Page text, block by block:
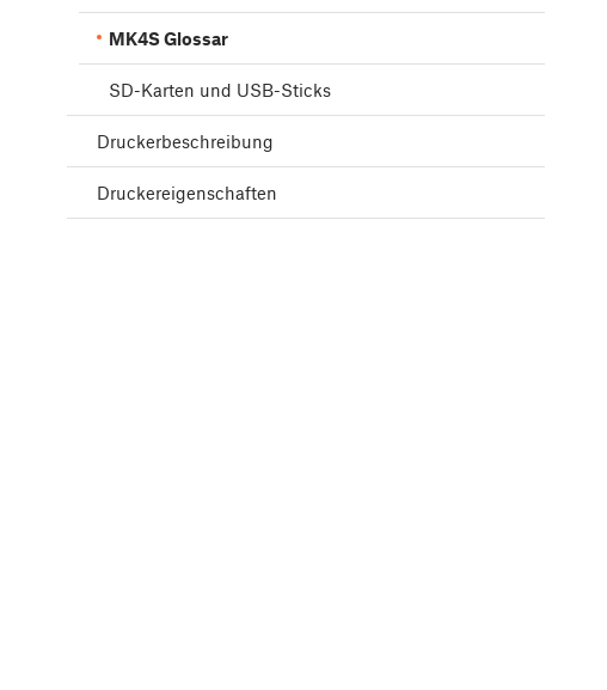
MK4S Glossar
SD-Karten und USB-Sticks
Druckerbeschreibung
Druckereigenschaften